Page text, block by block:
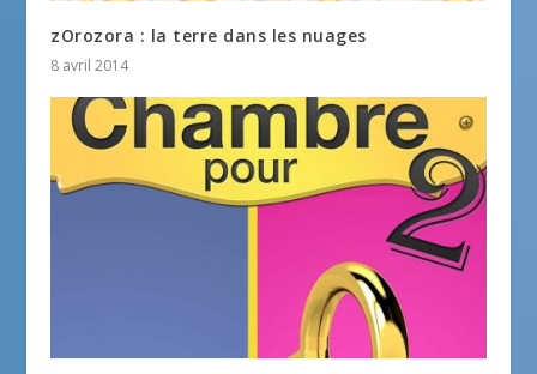
zOrozora : la terre dans les nuages
8 avril 2014